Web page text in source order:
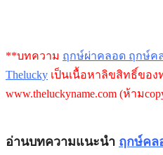
**บทความ ฤกษ์ผ่าคลอด ฤกษ์ค
Thelucky เป็นเนื้อหาลิขสิทธิ์ของ
www.theluckyname.com (ห้าม
อ่านบทความแนะนำ ฤกษ์คล